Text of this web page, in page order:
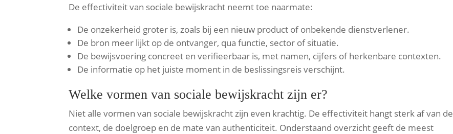
De effectiviteit van sociale bewijskracht neemt toe naarmate:
De onzekerheid groter is, zoals bij een nieuw product of onbekende dienstverlener.
De bron meer lijkt op de ontvanger, qua functie, sector of situatie.
De bewijsvoering concreet en verifieerbaar is, met namen, cijfers of herkenbare contexten.
De informatie op het juiste moment in de beslissingsreis verschijnt.
Welke vormen van sociale bewijskracht zijn er?
Niet alle vormen van sociale bewijskracht zijn even krachtig. De effectiviteit hangt sterk af van de
context, de doelgroep en de mate van authenticiteit. Onderstaand overzicht geeft de meest